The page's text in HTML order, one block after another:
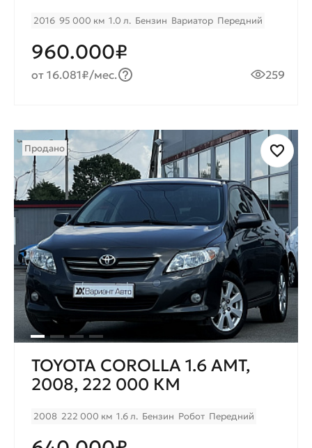
2016 95 000 км 1.0 л. Бензин Вариатор Передний
960.000₽
от 16.081₽/мес. 259
Продано
TOYOTA COROLLA 1.6 AMT,
2008, 222 000 КМ
2008 222 000 км 1.6 л. Бензин Робот Передний